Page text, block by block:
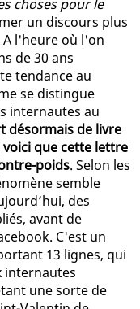
choses pour le
un discours plus
l'heure où l'on
de 30 ans
tendance au
se distingue
internautes au
désormais de livre
voici que cette lettre
poids. Selon les
semble
des
avant de
C'est un
13 lignes, qui
internautes
une sorte de